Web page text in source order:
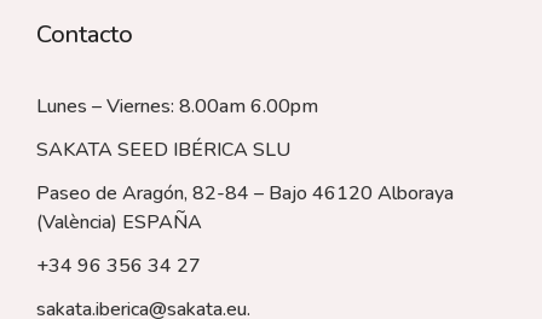
Contacto
Lunes – Viernes: 8.00am 6.00pm
SAKATA SEED IBÉRICA SLU
Paseo de Aragón, 82-84 – Bajo 46120 Alboraya
(València) ESPAÑA
+34 96 356 34 27
sakata.iberica@sakata.eu.